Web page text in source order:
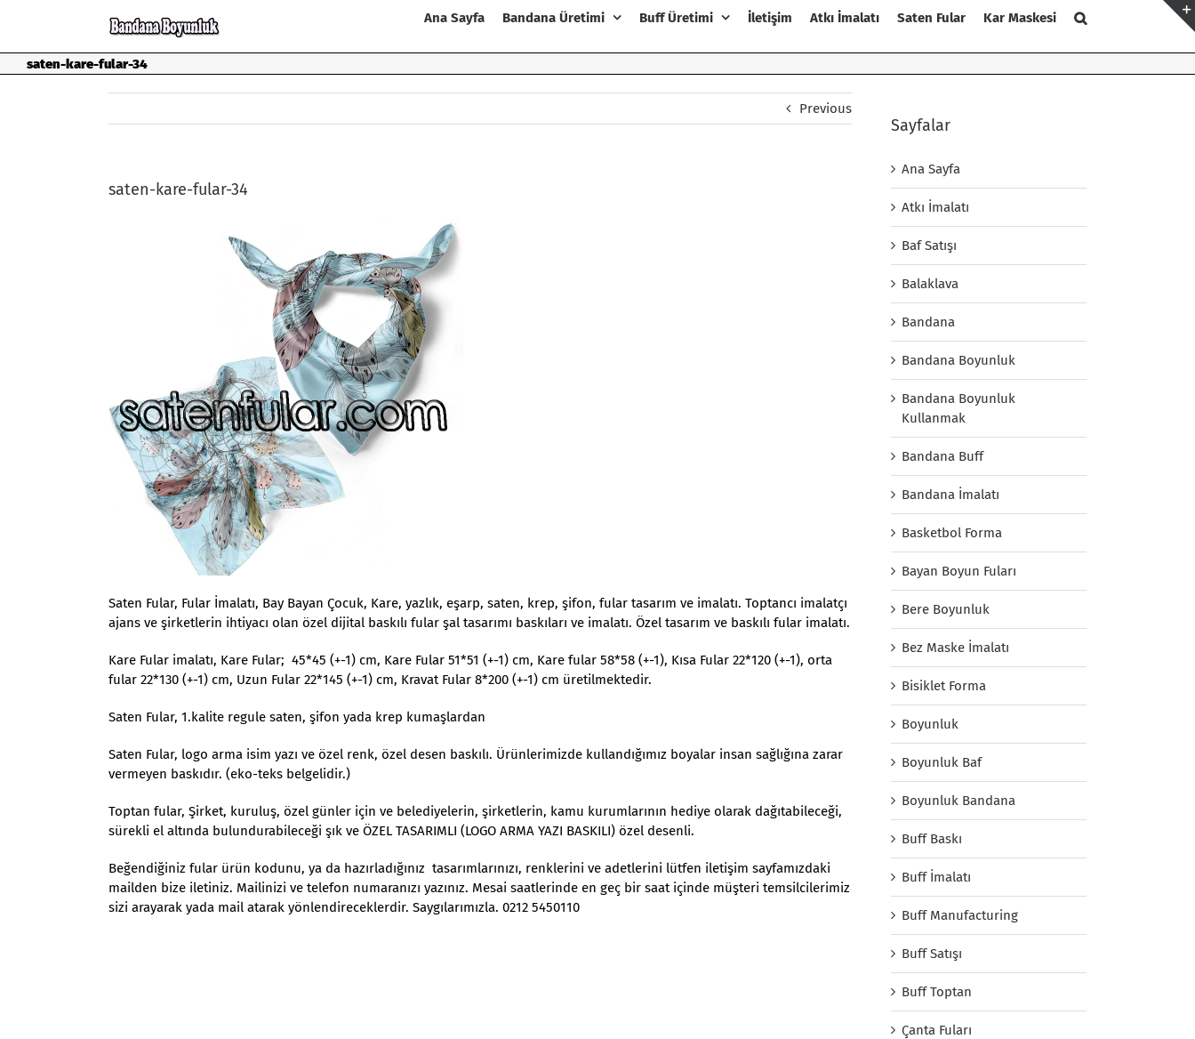
Ana Sayfa Bandana Üretimi Buff Üretimi İletişim Atkı İmalatı Saten Fular Kar Maskesi
saten-kare-fular-34
Previous
saten-kare-fular-34
Saten Fular, Fular İmalatı, Bay Bayan Çocuk, Kare, yazlık, eşarp, saten, krep, şifon, fular tasarım ve imalatı. Toptancı imalatçı
ajans ve şirketlerin ihtiyacı olan özel dijital baskılı fular şal tasarımı baskıları ve imalatı. Özel tasarım ve baskılı fular imalatı.
Kare Fular imalatı, Kare Fular; 45*45 (+-1) cm, Kare Fular 51*51 (+-1) cm, Kare fular 58*58 (+-1), Kısa Fular 22*120 (+-1), orta
fular 22*130 (+-1) cm, Uzun Fular 22*145 (+-1) cm, Kravat Fular 8*200 (+-1) cm üretilmektedir.
Saten Fular, 1.kalite regule saten, şifon yada krep kumaşlardan
Saten Fular, logo arma isim yazı ve özel renk, özel desen baskılı. Ürünlerimizde kullandığımız boyalar insan sağlığına zarar
vermeyen baskıdır. (eko-teks belgelidir.)
Toptan fular, Şirket, kuruluş, özel günler için ve belediyelerin, şirketlerin, kamu kurumlarının hediye olarak dağıtabileceği,
sürekli el altında bulundurabileceği şık ve ÖZEL TASARIMLI (LOGO ARMA YAZI BASKILI) özel desenli.
Beğendiğiniz fular ürün kodunu, ya da hazırladığınız tasarımlarınızı, renklerini ve adetlerini lütfen iletişim sayfamızdaki
mailden bize iletiniz. Mailinizi ve telefon numaranızı yazınız. Mesai saatlerinde en geç bir saat içinde müşteri temsilcilerimiz
sizi arayarak yada mail atarak yönlendireceklerdir. Saygılarımızla. 0212 5450110
Sayfalar
Ana Sayfa
Atkı İmalatı
Baf Satışı
Balaklava
Bandana
Bandana Boyunluk
Bandana Boyunluk
Kullanmak
Bandana Buff
Bandana İmalatı
Basketbol Forma
Bayan Boyun Fuları
Bere Boyunluk
Bez Maske İmalatı
Bisiklet Forma
Boyunluk
Boyunluk Baf
Boyunluk Bandana
Buff Baskı
Buff İmalatı
Buff Manufacturing
Buff Satışı
Buff Toptan
Çanta Fuları